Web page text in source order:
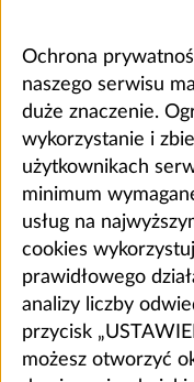
Ochrona
naszego serwisu
duże znaczenie.
wykorzystanie i
użytkownikach
minimum
usług na
cookies
prawidłowego
analizy liczby
przycisk
możesz otworzyć